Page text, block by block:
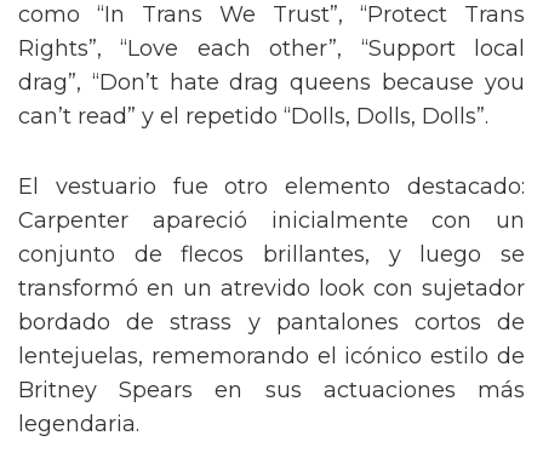
como “In Trans We Trust”, “Protect Trans
Rights”, “Love each other”, “Support local
drag”, “Don’t hate drag queens because you
can’t read” y el repetido “Dolls, Dolls, Dolls”.
El vestuario fue otro elemento destacado:
Carpenter apareció inicialmente con un
conjunto de flecos brillantes, y luego se
transformó en un atrevido look con sujetador
bordado de strass y pantalones cortos de
lentejuelas, rememorando el icónico estilo de
Britney Spears en sus actuaciones más
legendaria.